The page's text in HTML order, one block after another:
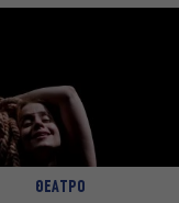
ΘΕΑΤΡΟ